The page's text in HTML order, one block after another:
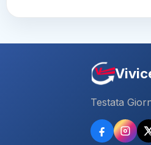
Testata